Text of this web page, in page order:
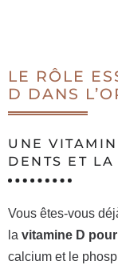
LE RÔLE
D DANS
UNE
DENTS ET
Vous êtes-vous
la vitamine D
calcium et le